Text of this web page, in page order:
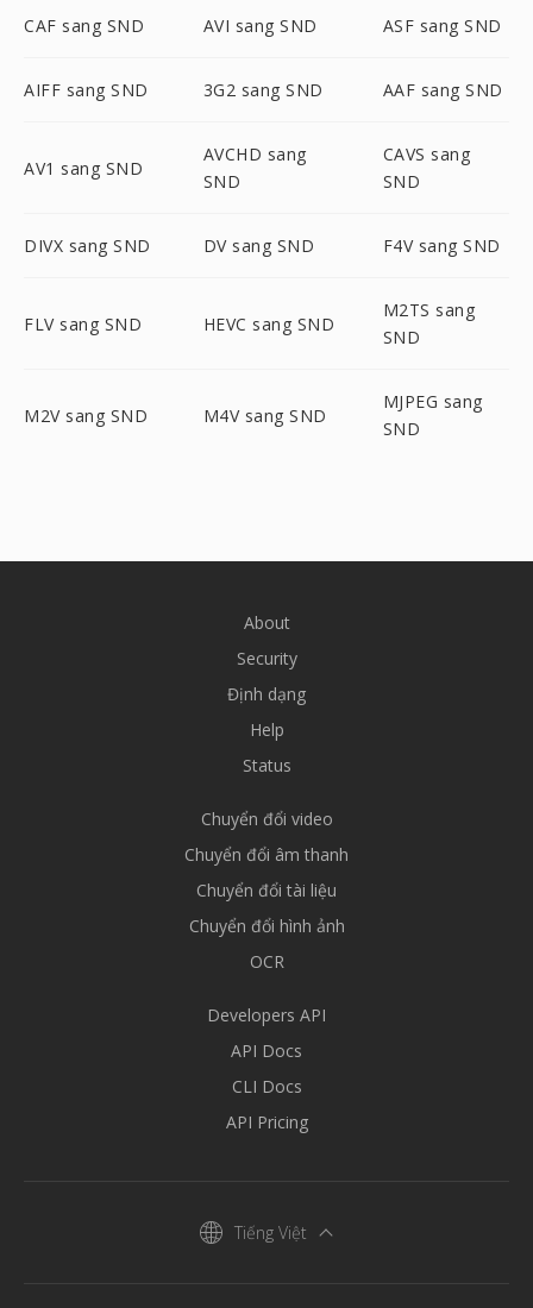
CAF sang SND AVI sang SND ASF sang SND
AIFF sang SND 3G2 sang SND AAF sang SND
AV1 sang SND
AVCHD sang
SND
CAVS sang
SND
DIVX sang SND DV sang SND F4V sang SND
FLV sang SND HEVC sang SND
M2TS sang
SND
M2V sang SND M4V sang SND
MJPEG sang
SND
About
Security
Định dạng
Help
Status
Chuyển đổi video
Chuyển đổi âm thanh
Chuyển đổi tài liệu
Chuyển đổi hình ảnh
OCR
Developers API
API Docs
CLI Docs
API Pricing
Tiếng Việt